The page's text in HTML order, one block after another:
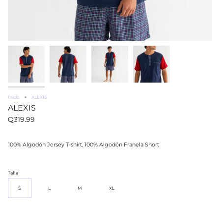
Inicio ALEXIS
ALEXIS
Q319.99
100% Algodón Jersey T-shirt, 100% Algodón Franela Short
Talla
S L M XL